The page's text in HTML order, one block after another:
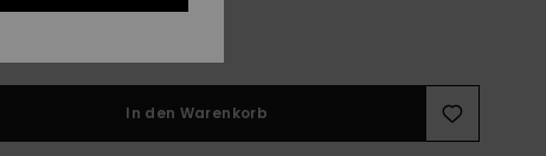
In den Warenkorb